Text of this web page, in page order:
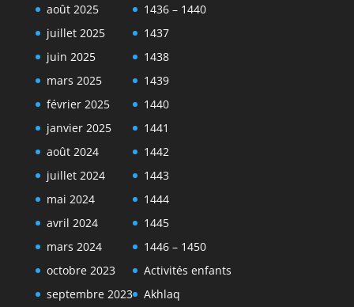
août 2025
juillet 2025
juin 2025
mars 2025
février 2025
janvier 2025
août 2024
juillet 2024
mai 2024
avril 2024
mars 2024
octobre 2023
septembre 2023
1436 – 1440
1437
1438
1439
1440
1441
1442
1443
1444
1445
1446 – 1450
Activités enfants
Akhlaq